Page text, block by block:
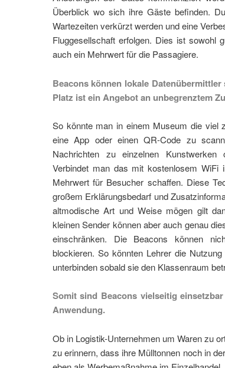
Überblick wo sich ihre Gäste befinden.
Wartezeiten verkürzt werden und eine
Fluggesellschaft erfolgen. Dies ist sowohl
auch ein Mehrwert für die Passagiere.
Beacons können lokale
Platz ist ein Angebot an unbegrenztem
So könnte man in einem Museum die viel
eine App oder einen QR-Code zu
Nachrichten zu einzelnen
Verbindet man das mit kostenlosem
Mehrwert für Besucher schaffen. Diese
großem Erklärungsbedarf und
altmodische Art und Weise mögen gilt
kleinen Sender können aber auch genau
einschränken. Die Beacons können
blockieren. So könnten Lehrer die
unterbinden sobald sie den Klassenraum
Somit sind Beacons vielseitig
Anwendung.
Ob in Logistik-Unternehmen um Waren zu
zu erinnern, dass ihre Mülltonnen noch in